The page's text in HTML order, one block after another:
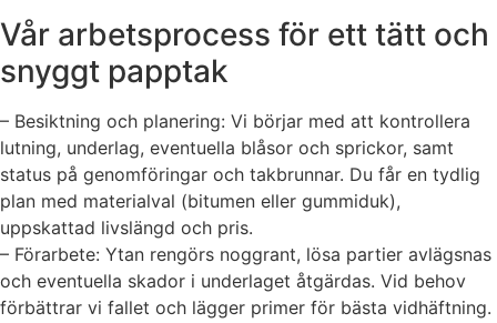
Vår arbetsprocess för ett tätt och
snyggt papptak
– Besiktning och planering: Vi börjar med att kontrollera
lutning, underlag, eventuella blåsor och sprickor, samt
status på genomföringar och takbrunnar. Du får en tydlig
plan med materialval (bitumen eller gummiduk),
uppskattad livslängd och pris.
– Förarbete: Ytan rengörs noggrant, lösa partier avlägsnas
och eventuella skador i underlaget åtgärdas. Vid behov
förbättrar vi fallet och lägger primer för bästa vidhäftning.